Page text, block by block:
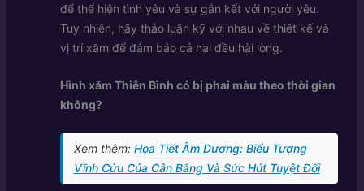
để thể hiện tình yêu và sự gắn kết với người yêu.
Tuy nhiên, hãy thảo luận kỹ với nhau về thiết kế và
vị trí xăm để đảm bảo cả hai đều hài lòng.
Hình xăm Thiên Bình có bị phai màu theo thời gian
không?
Xem thêm: Họa Tiết Âm Dương: Biểu Tượng
Vĩnh Cửu Của Cân Bằng Và Sức Hút Tuyệt Đối